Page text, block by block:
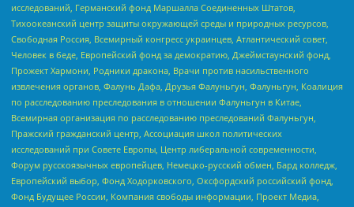
исследований, Германский фонд Маршалла Соединенных Штатов,
Тихоокеанский центр защиты окружающей среды и природных ресурсов,
Свободная Россия, Всемирный конгресс украинцев, Атлантический совет,
Человек в беде, Европейский фонд за демократию, Джеймстаунский фонд,
Прожект Хармони, Родники дракона, Врачи против насильственного
извлечения органов, Фалунь Дафа, Друзья Фалуньгун, Фалуньгун, Коалиция
по расследованию преследования в отношении Фалуньгун в Китае,
Всемирная организация по расследованию преследований Фалуньгун,
Пражский гражданский центр, Ассоциация школ политических
исследований при Совете Европы, Центр либеральной современности,
Форум русскоязычных европейцев, Немецко-русский обмен, Бард колледж,
Европейский выбор, Фонд Ходорковского, Оксфордский российский фонд,
Фонд Будущее России, Компания свободы информации, Проект Медиа,